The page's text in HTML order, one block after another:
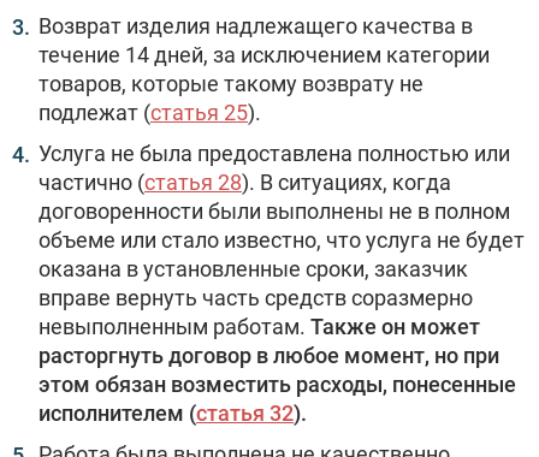
Возврат изделия надлежащего качества в
течение 14 дней, за исключением категории
товаров, которые такому возврату не
подлежат (статья 25).
Услуга не была предоставлена полностью или
частично (статья 28). В ситуациях, когда
договоренности были выполнены не в полном
объеме или стало известно, что услуга не будет
оказана в установленные сроки, заказчик
вправе вернуть часть средств соразмерно
невыполненным работам. Также он может
расторгнуть договор в любое момент, но при
этом обязан возместить расходы, понесенные
исполнителем (статья 32).